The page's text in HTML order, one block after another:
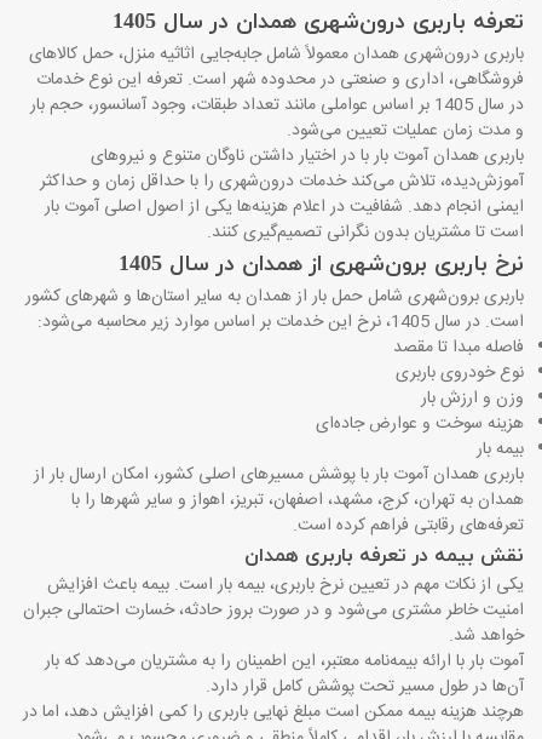
تعرفه باربری درون‌شهری همدان در سال 1405
باربری درون‌شهری همدان معمولاً شامل جابه‌جایی اثاثیه منزل، حمل کالاهای
فروشگاهی، اداری و صنعتی در محدوده شهر است. تعرفه این نوع خدمات
در سال 1405 بر اساس عواملی مانند تعداد طبقات، وجود آسانسور، حجم بار
و مدت زمان عملیات تعیین می‌شود.
باربری همدان آموت بار با در اختیار داشتن ناوگان متنوع و نیروهای
آموزش‌دیده، تلاش می‌کند خدمات درون‌شهری را با حداقل زمان و حداکثر
ایمنی انجام دهد. شفافیت در اعلام هزینه‌ها یکی از اصول اصلی آموت بار
است تا مشتریان بدون نگرانی تصمیم‌گیری کنند.
نرخ باربری برون‌شهری از همدان در سال 1405
باربری برون‌شهری شامل حمل بار از همدان به سایر استان‌ها و شهرهای کشور
است. در سال 1405، نرخ این خدمات بر اساس موارد زیر محاسبه می‌شود:
فاصله مبدا تا مقصد
نوع خودروی باربری
وزن و ارزش بار
هزینه سوخت و عوارض جاده‌ای
بیمه بار
باربری همدان آموت بار با پوشش مسیرهای اصلی کشور، امکان ارسال بار از
همدان به تهران، کرج، مشهد، اصفهان، تبریز، اهواز و سایر شهرها را با
تعرفه‌های رقابتی فراهم کرده است.
نقش بیمه در تعرفه باربری همدان
یکی از نکات مهم در تعیین نرخ باربری، بیمه بار است. بیمه باعث افزایش
امنیت خاطر مشتری می‌شود و در صورت بروز حادثه، خسارت احتمالی جبران
خواهد شد.
آموت بار با ارائه بیمه‌نامه معتبر، این اطمینان را به مشتریان می‌دهد که بار
آن‌ها در طول مسیر تحت پوشش کامل قرار دارد.
هرچند هزینه بیمه ممکن است مبلغ نهایی باربری را کمی افزایش دهد، اما در